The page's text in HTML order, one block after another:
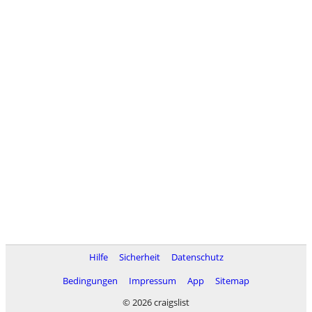
Hilfe Sicherheit
Datenschutz
Bedingungen
Impressum App
Sitemap
© 2026 craigslist